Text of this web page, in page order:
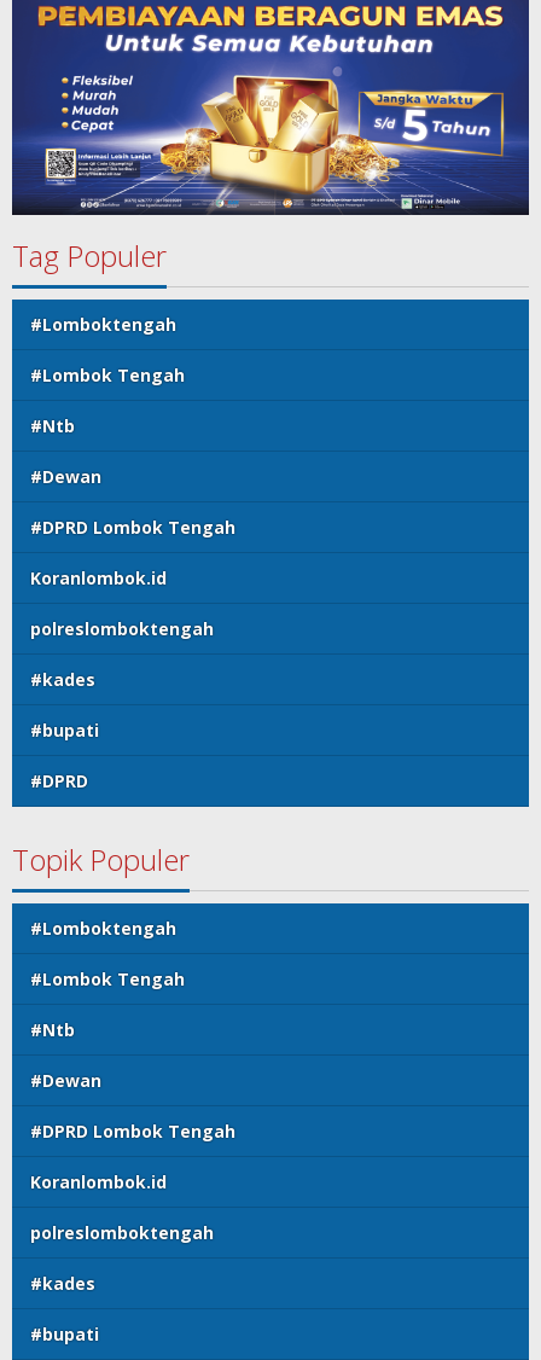
Tag Populer
#Lomboktengah
#Lombok Tengah
#Ntb
#Dewan
#DPRD Lombok Tengah
Koranlombok.id
polreslomboktengah
#kades
#bupati
#DPRD
Topik Populer
#Lomboktengah
#Lombok Tengah
#Ntb
#Dewan
#DPRD Lombok Tengah
Koranlombok.id
polreslomboktengah
#kades
#bupati